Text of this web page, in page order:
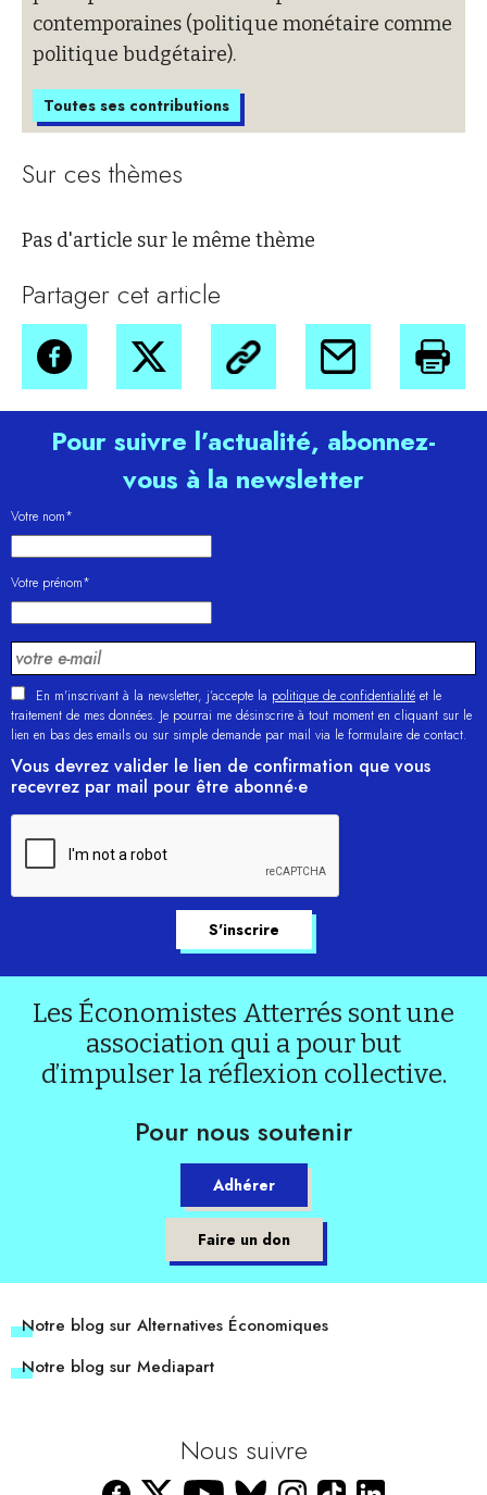
contemporaines (politique monétaire comme
politique budgétaire).
Toutes ses contributions
Sur ces thèmes
Pas d'article sur le même thème
Partager cet article
Pour suivre l’actualité, abonnez-
vous à la newsletter
Votre nom*
Votre prénom*
En m'inscrivant à la newsletter, j’accepte la politique de confidentialité et le
traitement de mes données. Je pourrai me désinscrire à tout moment en cliquant sur le
lien en bas des emails ou sur simple demande par mail via le formulaire de contact.
Vous devrez valider le lien de confirmation que vous
recevrez par mail pour être abonné·e
Les Économistes Atterrés sont une
association qui a pour but
d’impulser la réflexion collective.
Pour nous soutenir
Adhérer
Faire un don
Notre blog sur Alternatives Économiques
Notre blog sur Mediapart
Nous suivre